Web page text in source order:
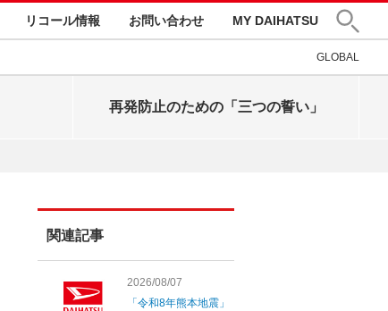
リコール情報 お問い合わせ MY DAIHATSU
GLOBAL
再発防止のための「三つの誓い」
関連記事
2026/08/07
「令和8年熊本地震」